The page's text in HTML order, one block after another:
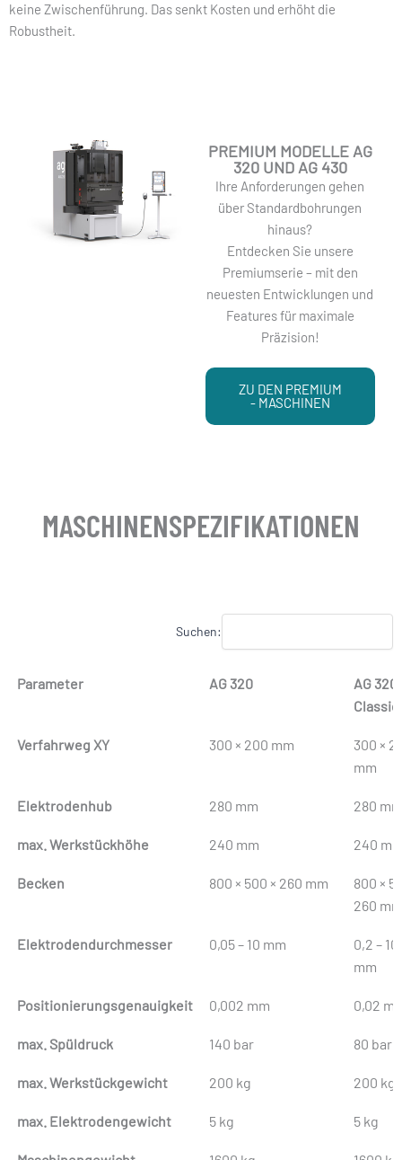
keine Zwischenführung. Das senkt Kosten und erhöht die
Robustheit.
PREMIUM MODELLE AG
320 UND AG 430
Ihre Anforderungen gehen
über Standardbohrungen
hinaus?
Entdecken Sie unsere
Premiumserie – mit den
neuesten Entwicklungen und
Features für maximale
Präzision!
ZU DEN PREMIUM
- MASCHINEN
MASCHINENSPEZIFIKATIONEN
Suchen:
Parameter AG 320
AG 320
Classic
Parameter
AG 320
AG 320
Verfahrweg XY 300 × 200 mm
300 ×
mm
Elektrodenhub 280 mm 280 mm
max. Werkstückhöhe 240 mm 240
Becken 800 × 500 × 260 mm
800 ×
260 mm
Elektrodendurchmesser 0,05 – 10 mm
0,2 – 10
mm
Positionierungsgenauigkeit 0,002 mm 0,02
max. Spüldruck 140 bar 80 bar
max. Werkstückgewicht 200 kg 200 kg
max. Elektrodengewicht 5 kg 5 kg